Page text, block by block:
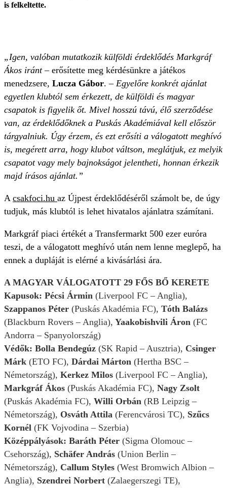
is felkeltette.
„Igen, valóban mutatkozik külföldi érdeklődés Markgráf
Ákos iránt– erősítette meg kérdésünkre a játékos
menedzsere, Lucza Gábor. – Egyelőre konkrét ajánlat
egyetlen klubtól sem érkezett, de külföldi és magyar
csapatok is figyelik őt. Mivel hosszú távú, élő szerződése
van, az érdeklődőknek a Puskás Akadémiával kell először
tárgyalniuk. Úgy érzem, és ezt erősíti a válogatott meghívó
is, megérett arra, hogy klubot váltson, meglátjuk, ez melyik
csapatot vagy mely bajnokságot jelentheti, honnan érkezik
majd írásos ajánlat.”
A csakfoci.hu az Újpest érdeklődéséről számolt be, de úgy
tudjuk, más klubtól is lehet hivatalos ajánlatra számítani.
Markgráf piaci értékét a Transfermarkt 500 ezer euróra
teszi, de a válogatott meghívó után nem lenne meglepő, ha
ennek a dupláját is elérné a kivásárlási ára.
A MAGYAR VÁLOGATOTT 29 FŐS BŐ KERETE
Kapusok: Pécsi Ármin (Liverpool FC – Anglia),
Szappanos Péter (Puskás Akadémia FC), Tóth Balázs
(Blackburn Rovers – Anglia), Yaakobishvili Áron (FC
Andorra – Spanyolország)
Védők: Bolla Bendegúz (SK Rapid – Ausztria), Csinger
Márk (ETO FC), Dárdai Márton (Hertha BSC –
Németország), Kerkez Milos (Liverpool FC – Anglia),
Markgráf Ákos (Puskás Akadémia FC), Nagy Zsolt
(Puskás Akadémia FC), Willi Orbán (RB Leipzig –
Németország), Osváth Attila (Ferencvárosi TC), Szűcs
Kornél (FK Vojvodina – Szerbia)
Középpályások: Baráth Péter (Sigma Olomouc –
Csehország), Schäfer András (Union Berlin –
Németország), Callum Styles (West Bromwich Albion –
Anglia), Szendrei Norbert (Zalaegerszegi TE),